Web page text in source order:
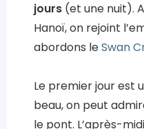
jours(et une nuit).
Hanoï, on rejoint
abordons leSwan
Le premier jour est
beau, on peut
le pont. L’après-